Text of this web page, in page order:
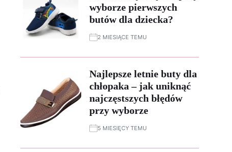
wyborze pierwszych
butów dla dziecka?
2 MIESIĄCE TEMU
Najlepsze letnie buty dla
chłopaka – jak uniknąć
najczęstszych błędów
przy wyborze
5 MIESIĘCY TEMU